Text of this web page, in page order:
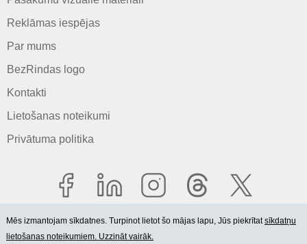
Reklāmas iespējas
Par mums
BezRindas logo
Kontakti
Lietošanas noteikumi
Privātuma politika
Mēs izmantojam sīkdatnes. Turpinot lietot šo mājas lapu, Jūs piekrītatsīkdatņu
lietošanas noteikumiem. Uzzināt vairāk.